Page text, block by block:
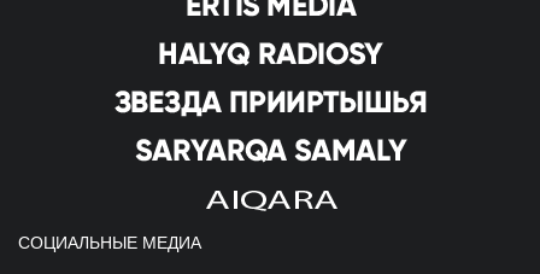
СОЦИАЛЬНЫЕ МЕДИА